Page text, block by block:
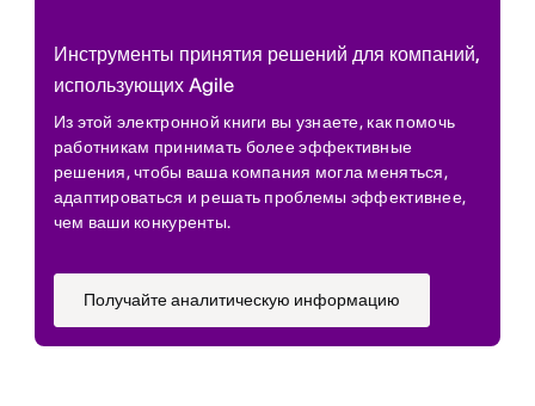
Инструменты принятия решений для компаний,
использующих Agile
Из этой электронной книги вы узнаете, как помочь
работникам принимать более эффективные
решения, чтобы ваша компания могла меняться,
адаптироваться и решать проблемы эффективнее,
чем ваши конкуренты.
Получайте аналитическую информацию